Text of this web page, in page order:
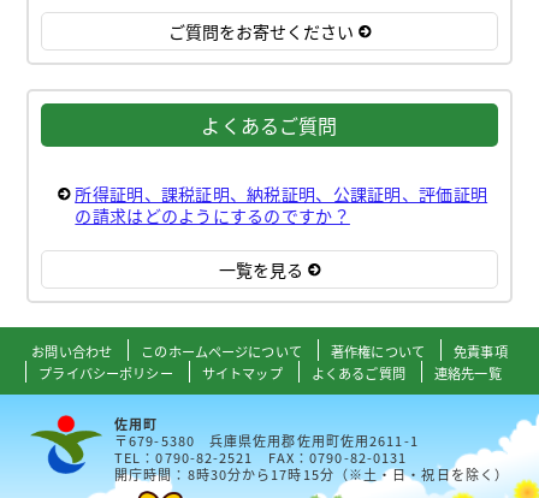
ご質問をお寄せください
よくあるご質問
所得証明、課税証明、納税証明、公課証明、評価証明
の請求はどのようにするのですか？
一覧を見る
お問い合わせ このホームページについて 著作権について
免責事項
プライバシーポリシー
サイトマップ よくあるご質問 連絡先一覧
佐用町
〒679-5380 兵庫県佐用郡佐用町佐用2611-1
TEL：0790-82-2521 FAX：0790-82-0131
開庁時間：8時30分から17時15分（※土・日・祝日を除く）